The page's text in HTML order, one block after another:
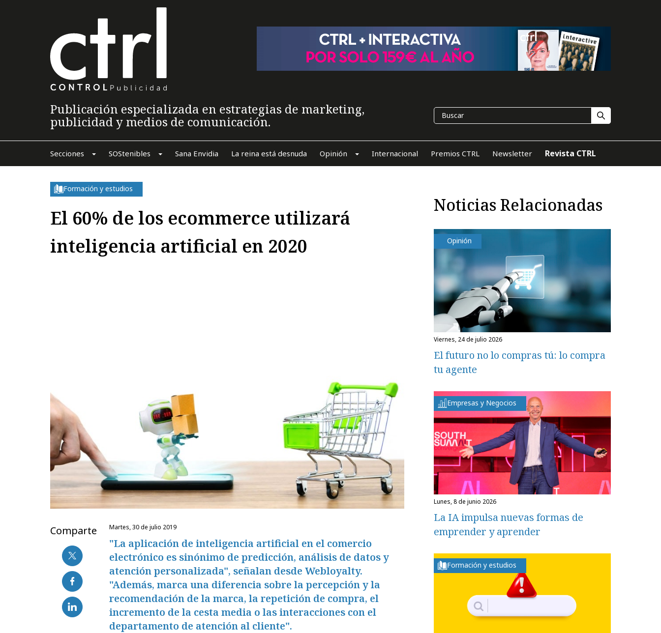
Publicación especializada en estrategias de marketing,
publicidad y medios de comunicación.
Secciones SOStenibles Sana Envidia La reina está desnuda Opinión Internacional Premios CTRL Newsletter Revista CTRL
Formación y estudios
El 60% de los ecommerce utilizará
inteligencia artificial en 2020
Comparte martes, 30 de julio 2019
"La aplicación de inteligencia artificial en el comercio
electrónico es sinónimo de predicción, análisis de datos y
atención personalizada", señalan desde Webloyalty.
"Además, marca una diferencia sobre la percepción y la
recomendación de la marca, la repetición de compra, el
incremento de la cesta media o las interacciones con el
departamento de atención al cliente".
Noticias Relacionadas
Opinión
viernes, 24 de julio 2026
El futuro no lo compras tú: lo compra
tu agente
Empresas y Negocios
lunes, 8 de junio 2026
La IA impulsa nuevas formas de
emprender y aprender
Formación y estudios